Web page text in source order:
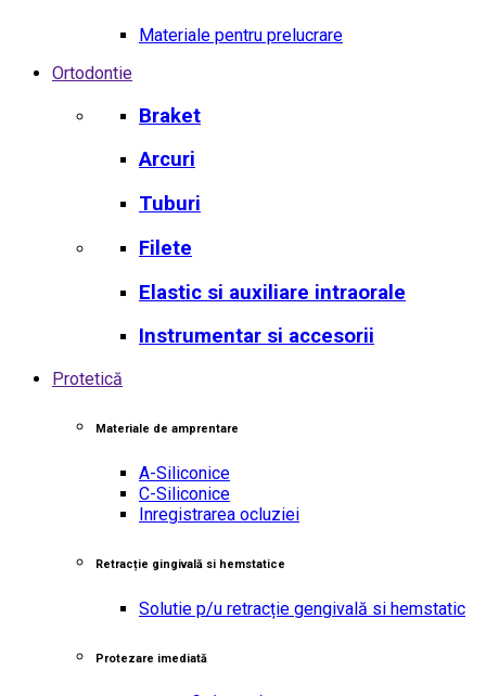
Materiale pentru prelucrare
Ortodontie
Braket
Arcuri
Tuburi
Filete
Elastic si auxiliare intraorale
Instrumentar si accesorii
Protetică
Materiale de amprentare
A-Siliconice
C-Siliconice
Inregistrarea ocluziei
Retracție gingivală si hemstatice
Solutie p/u retracție gengivală si hemstatic
Protezare imediată